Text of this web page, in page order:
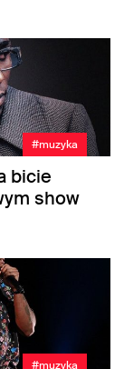
#muzyka
bicie
show
#muzyka